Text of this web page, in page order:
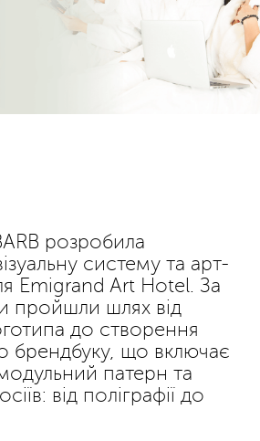
розробила
систему та арт-
Emigrand Art Hotel. За
пройшли шлях від
до створення
брендбуку, що включає
патерн та
від поліграфії до